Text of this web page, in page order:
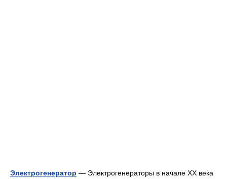
Электрогенератор — Электрогенераторы в начале XX века